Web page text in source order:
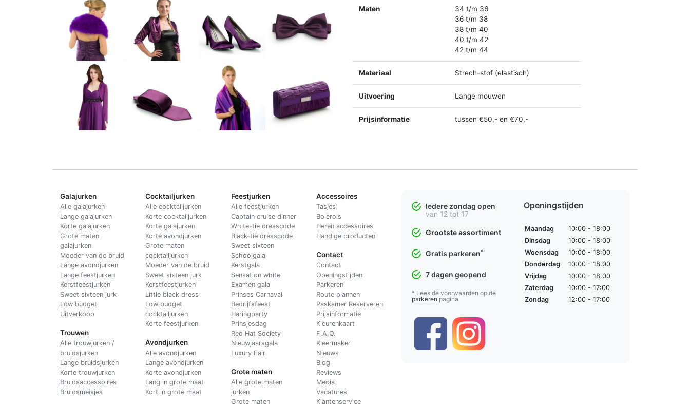
Maten
34 t/m 36
36 t/m 38
38 t/m 40
40 t/m 42
42 t/m 44
Materiaal Strech-stof (elastisch)
Uitvoering Lange mouwen
Prijsinformatie tussen €50,- en €70,-
Galajurken
Alle galajurken
Lange galajurken
Korte galajurken
Grote maten
galajurken
Moeder van de bruid
Lange avondjurken
Lange feestjurken
Kerstfeestjurken
Sweet sixteen jurk
Low budget
Uitverkoop
Trouwen
Alle trouwjurken /
bruidsjurken
Lange bruidsjurken
Korte trouwjurken
Bruidsaccessoires
Bruidsmeisjes
Cocktailjurken
Alle cocktailjurken
Korte cocktailjurken
Korte galajurken
Korte avondjurken
Grote maten
cocktailjurken
Moeder van de bruid
Sweet sixteen jurk
Kerstfeestjurken
Little black dress
Low budget
cocktailjurken
Korte feestjurken
Avondjurken
Alle avondjurken
Lange avondjurken
Korte avondjurken
Lang in grote maat
Kort in grote maat
Feestjurken
Alle feestjurken
Captain cruise dinner
White-tie dresscode
Black-tie dresscode
Sweet sixteen
Schoolgala
Kerstgala
Sensation white
Examen gala
Prinses Carnaval
Bedrijfsfeest
Haringparty
Prinsjesdag
Red Hat Society
Nieuwjaarsgala
Luxury Fair
Grote maten
Alle grote maten
jurken
Grote maten
Accessoires
Tasjes
Bolero's
Heren accessoires
Handige producten
Contact
Contact
Openingstijden
Parkeren
Route plannen
Paskamer Reserveren
Prijsinformatie
Kleurenkaart
F.A.Q.
Kleermaker
Nieuws
Blog
Reviews
Media
Vacatures
Klantenservice
Iedere zondag open
van 12 tot 17
Grootste assortiment
Gratis parkeren*
7 dagen geopend
* Lees de voorwaarden op de
parkeren pagina
Openingstijden
Maandag
10:00 - 18:00
Dinsdag
10:00 - 18:00
Woensdag
10:00 - 18:00
Donderdag
10:00 - 18:00
Vrijdag
10:00 - 18:00
Zaterdag
10:00 - 17:00
Zondag
12:00 - 17:00